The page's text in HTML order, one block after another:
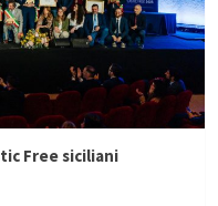
Free siciliani